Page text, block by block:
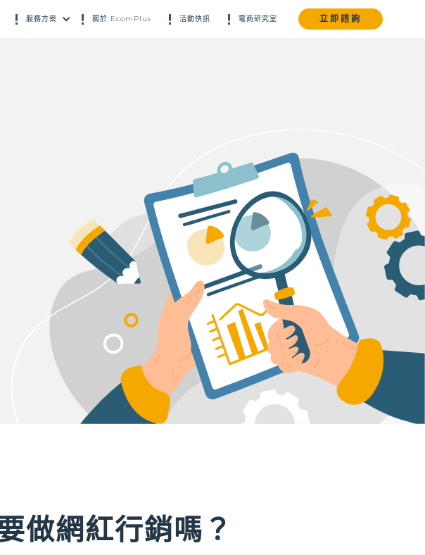
服務方案 關於 EcomPlus 活動快訊 電商研究室 立即諮詢
做網紅行銷嗎？